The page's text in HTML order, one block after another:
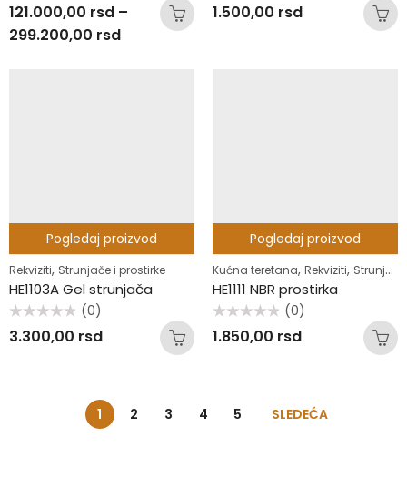
sa
od
121.000,00 rsd –
299.200,00 rsd
sa
1.500,00 rsd
Pogledaj proizvod
Rekviziti, Strunjače i prostirke
HE1103A Gel strunjača
sa
(0)
3.300,00 rsd
Pogledaj proizvod
Kućna teretana, Rekviziti, Strunjače i prostirke
HE1111 NBR prostirka
sa
(0)
1.850,00 rsd
1 2 3 4 5 SLEDEĆA